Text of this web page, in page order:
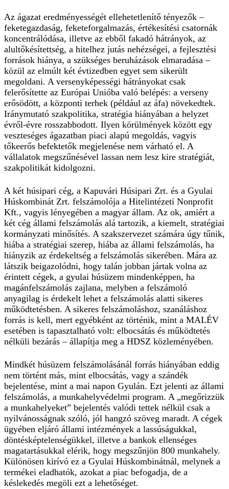
Az ágazat eredményességét ellehetetlenítő tényezők –
feketegazdaság, feketeforgalmazás, értékesítési csatornák
koncentrálódása, illetve az ebből fakadó hátrányok, az
alultőkésítettség, a hitelhez jutás nehézségei, a fejlesztési
források hiánya, a szükséges beruházások elmaradása –
közül az elmúlt két évtizedben egyet sem sikerült
megoldani. A versenyképességi hátrányokat csak
felerősítette az Európai Unióba való belépés: a verseny
erősödött, a központi terhek (például az áfa) növekedtek.
Iránymutató szakpolitika, stratégia hiányában a helyzet
évről-évre rosszabbodott. Ilyen körülmények között egy
veszteséges ágazatban piaci alapú megoldás, vagyis
tőkeerős befektetők megjelenése nem várható el. A
vállalatok megszűnésével lassan nem lesz kire stratégiát,
szakpolitikát kidolgozni.
A két húsipari cég, a Kapuvári Húsipari Zrt. és a Gyulai
Húskombinát Zrt. felszámolója a Hitelintézeti Nonprofit
Kft., vagyis lényegében a magyar állam. Az ok, amiért a
két cég állami felszámolás alá tartozik, a kiemelt, stratégiai
kormányzati minősítés. A szakszervezet számára úgy tűnik,
hiába a stratégiai szerep, hiába az állami felszámolás, ha
hiányzik az érdekeltség a felszámolás sikerében. Mára az
látszik beigazolódni, hogy talán jobban jártak volna az
érintett cégek, a gyulai húsüzem mindenképpen, ha
magánfelszámolás zajlana, melyben a felszámoló
anyagilag is érdekelt lehet a felszámolás alatti sikeres
működtetésben. A sikeres felszámoláshoz, szanáláshoz
forrás is kell, mert egyébként az történik, mint a MALÉV
esetében is tapasztalható volt: elbocsátás és működtetés
nélküli bezárás – állapítja meg a HDSZ közleményében.
Mindkét húsüzem felszámolásánál forrás hiányában eddig
nem történt más, mint elbocsátás, vagy a szándék
bejelentése, mint a mai napon Gyulán. Ezt jelenti az állami
felszámolás, a munkahelyvédelmi program. A „megőrizzük
a munkahelyeket” bejelentés valódi tettek nélkül csak a
nyilvánosságnak szóló, jól hangzó szöveg maradt. A cégek
ügyében eljáró állami intézmények a lassúságukkal,
döntésképtelenségükkel, illetve a bankok ellenséges
magatartásukkal elérik, hogy megszűnjön 800 munkahely.
Különösen kirívó ez a Gyulai Húskombinátnál, melynek a
termékei eladhatók, azokat a piac befogadja, de a
késlekedés megöli ezt a lehetőséget.